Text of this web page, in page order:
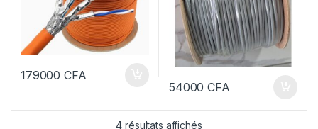
179000CFA
54000CFA
4 résultats affichés